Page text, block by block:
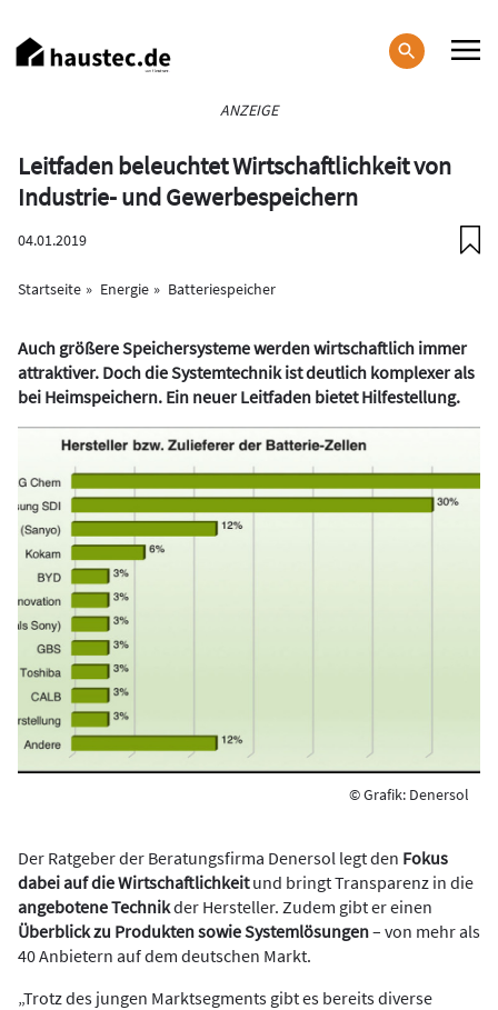
zum
Inhalt
ANZEIGE
Leitfaden beleuchtet Wirtschaftlichkeit von
Industrie- und Gewerbespeichern
04.01.2019
Startseite Energie Batteriespeicher
Auch größere Speichersysteme werden wirtschaftlich immer
attraktiver. Doch die Systemtechnik ist deutlich komplexer als
bei Heimspeichern. Ein neuer Leitfaden bietet Hilfestellung.
© Grafik: Denersol
Der Ratgeber der Beratungsfirma Denersol legt den Fokus
dabei auf die Wirtschaftlichkeitund bringt Transparenz in die
angebotene Technikder Hersteller. Zudem gibt er einen
Überblick zu Produkten sowie Systemlösungen– von mehr als
40 Anbietern auf dem deutschen Markt.
„Trotz des jungen Marktsegments gibt es bereits diverse